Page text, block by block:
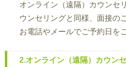
オンライン（遠隔）カウンセ
ウンセリングと同様、面接の
お電話やメールでご予約日を
2.オンライン（遠隔）カウン